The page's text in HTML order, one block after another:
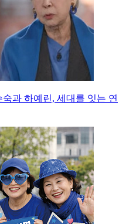
과 하예린, 세대를 잇는 연